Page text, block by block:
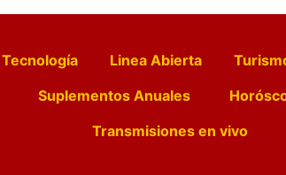
Tecnología Linea Abierta
Suplementos Anuales
Transmisiones en vivo